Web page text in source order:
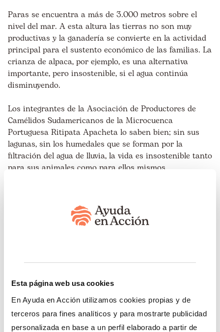
Esta página web usa cookies
En Ayuda en Acción utilizamos cookies propias y de
terceros para fines analíticos y para mostrarte publicidad
personalizada en base a un perfil elaborado a partir de
Paras se encuentra a más de 3.000 metros sobre el
nivel del mar. A esta altura las tierras no son muy
productivas y la ganadería se convierte en la actividad
principal para el sustento económico de las familias. La
crianza de alpaca, por ejemplo, es una alternativa
importante, pero insostenible, si el agua continúa
disminuyendo.
Los integrantes de la Asociación de Productores de
Camélidos Sudamericanos de la Microcuenca
Portuguesa Ritipata Apacheta lo saben bien; sin sus
lagunas, sin los humedales que se forman por la
filtración del agua de lluvia, la vida es insostenible tanto
para sus animales como para ellos mismos.
desorganizada, y cada uno trabajando en lo suyo, es
muy poco lo que pueden hacer. Sin embargo, unidos y
organizados es posible no solo resistir los efectos del
asociación cuenta con 24 socios activos y en conjunto
proporciona carne, fibra, y piel, que pueden
comercializar en mercados circundantes.
[caption id="attachment_1982" align="alignnone"